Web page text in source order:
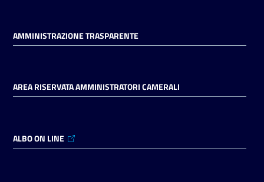
AMMINISTRAZIONE TRASPARENTE
AREA RISERVATA AMMINISTRATORI CAMERALI
ALBO ON LINE